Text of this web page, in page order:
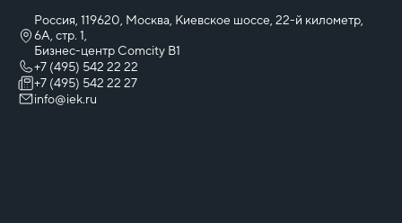
Россия, 119620, Москва, Киевское шоссе, 22-й километр,
6А, стр. 1,
Бизнес-центр Comcity B1
+7 (495) 542 22 22
+7 (495) 542 22 27
info@iek.ru